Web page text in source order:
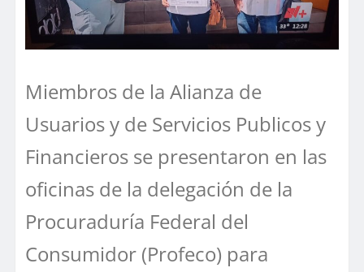
Miembros de la Alianza de
Usuarios y de Servicios Publicos y
Financieros se presentaron en las
oficinas de la delegación de la
Procuraduría Federal del
Consumidor (Profeco) para